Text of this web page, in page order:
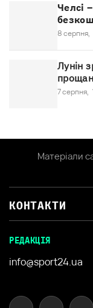
Челсі
8 серпня,
Лунін
7 серпня,
Матеріали
КОНТАКТИ
РЕДАКЦІЯ
info@sport24.ua